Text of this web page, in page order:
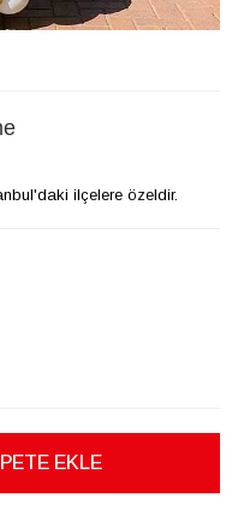
ilçelere özeldir.